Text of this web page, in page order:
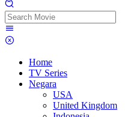
Home
TV Series
Negara
USA
United Kingdom